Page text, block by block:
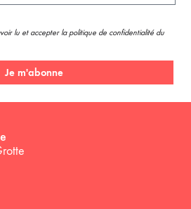
lu et accepter la politique de confidentialité du
Je m'abonne